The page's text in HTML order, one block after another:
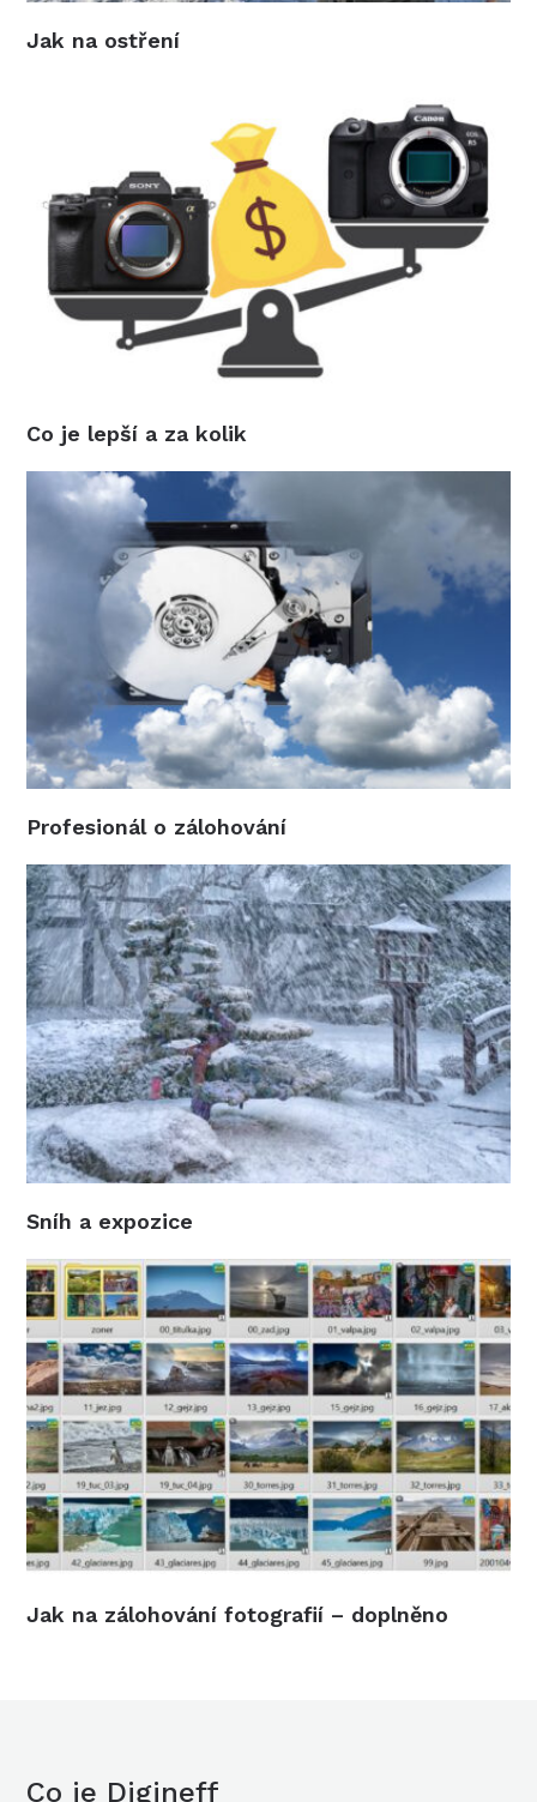
Jak na ostření
Co je lepší a za kolik
Profesionál o zálohování
Sníh a expozice
Jak na zálohování fotografií – doplněno
Co je Digineff